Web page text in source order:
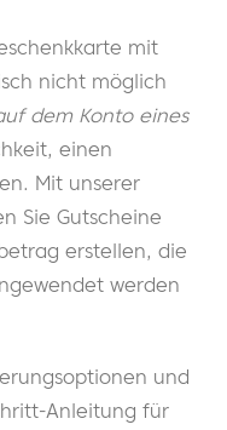
mit
nicht möglich
dem Konto eines
einen
Mit unserer
Sie Gutscheine
erstellen, die
werden
und
Anleitung für